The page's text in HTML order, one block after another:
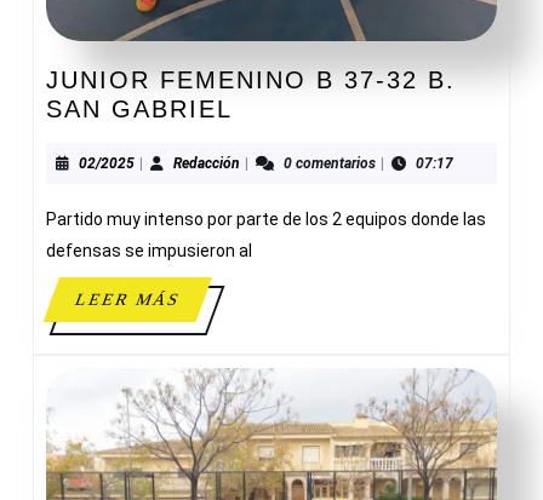
JUNIOR FEMENINO B 37-32 B.
SAN GABRIEL
B
32
B.
02/202502/2025
| Redacción Redacción
| 0 comentarios | 07:17
Partido muy intenso por parte de los 2 equipos donde las
defensas se impusieron al
LEER MÁSLEER
MÁS